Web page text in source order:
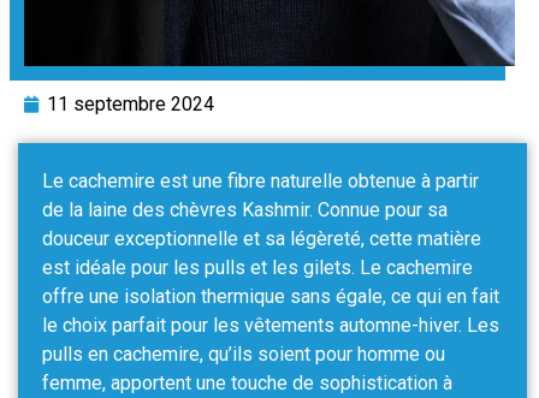
11 septembre 2024
Le cachemire est une fibre naturelle obtenue à partir
de la laine des chèvres Kashmir. Connue pour sa
douceur exceptionnelle et sa légèreté, cette matière
est idéale pour les pulls et les gilets. Le cachemire
offre une isolation thermique sans égale, ce qui en fait
le choix parfait pour les vêtements automne-hiver. Les
pulls en cachemire, qu’ils soient pour homme ou
femme, apportent une touche de sophistication à